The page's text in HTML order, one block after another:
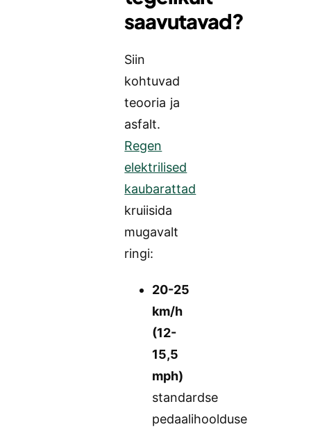
saavutavad?
Siin
kohtuvad
teooria ja
asfalt.
Regen
elektrilised
kaubarattad
kruiisida
mugavalt
ringi:
20-25
km/h
(12-
15,5
mph)
standardse
pedaalihoolduse